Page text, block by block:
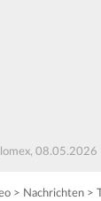
08.05.2026
> Nachrichten >